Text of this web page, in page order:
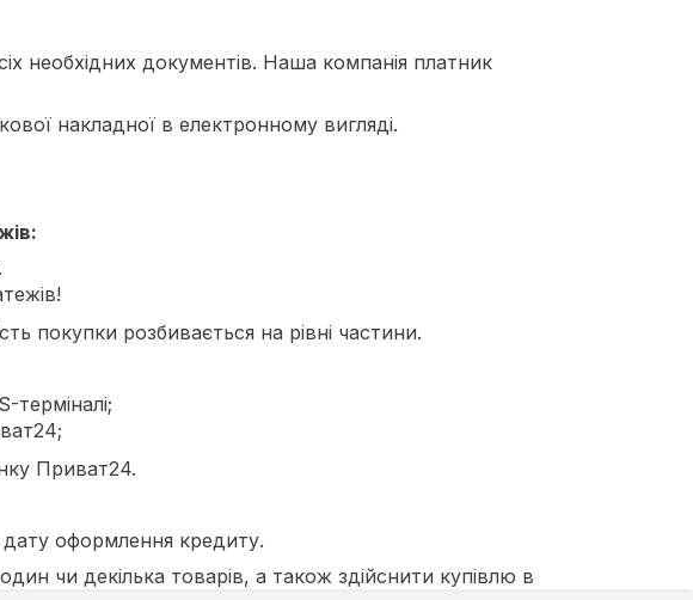
необхідних документів. Наша компанія платник
накладної в електронному вигляді.
покупки розбивається на рівні частини.
Приват24.
дату оформлення кредиту.
чи декілька товарів, а також здійснити купівлю в